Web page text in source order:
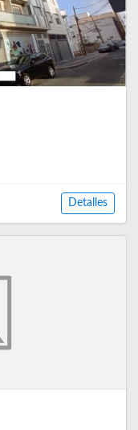
Detalles